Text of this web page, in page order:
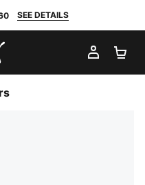
SEE DETAILS
MI